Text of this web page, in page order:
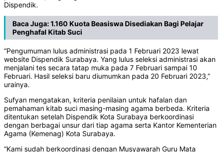
Dispendik.
Baca Juga:1.160 Kuota Beasiswa Disediakan Bagi Pelajar
Penghafal Kitab Suci
“Pengumuman lulus administrasi pada 1 Februari 2023 lewat
website Dispendik Surabaya. Yang lulus seleksi administrasi akan
menjalani tes secara tatap muka pada 7 Februari sampai 10
Februari. Hasil seleksi baru diumumkan pada 20 Februari 2023,”
urainya.
Sufyan mengatakan, kriteria penilaian untuk hafalan dan
pemahaman kitab suci masing-masing agama berbeda. Kriteria
ditentukan setelah Dispendik Kota Surabaya berkoordinasi
dengan berbagai unsur dari tiap agama serta Kantor Kementerian
Agama (Kemenag) Kota Surabaya.
“Kami sudah berkoordinasi dengan Musyawarah Guru Mata